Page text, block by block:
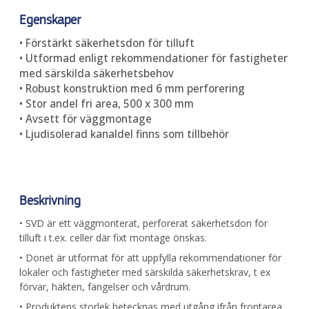
Egenskaper
• Förstärkt säkerhetsdon för tilluft
• Utformad enligt rekommendationer för fastigheter
med särskilda säkerhetsbehov
• Robust konstruktion med 6 mm perforering
• Stor andel fri area, 500 x 300 mm
• Avsett för väggmontage
• Ljudisolerad kanaldel finns som tillbehör
Beskrivning
• SVD är ett väggmonterat, perforerat säkerhetsdon för
tilluft i t.ex. celler där fixt montage önskas.
• Donet är utformat för att uppfylla rekommendationer för
lokaler och fastigheter med särskilda säkerhetskrav, t ex
förvar, häkten, fängelser och vårdrum.